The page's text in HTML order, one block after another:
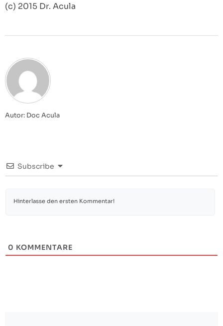
(c) 2015 Dr. Acula
Autor: Doc Acula
Subscribe
0 KOMMENTARE